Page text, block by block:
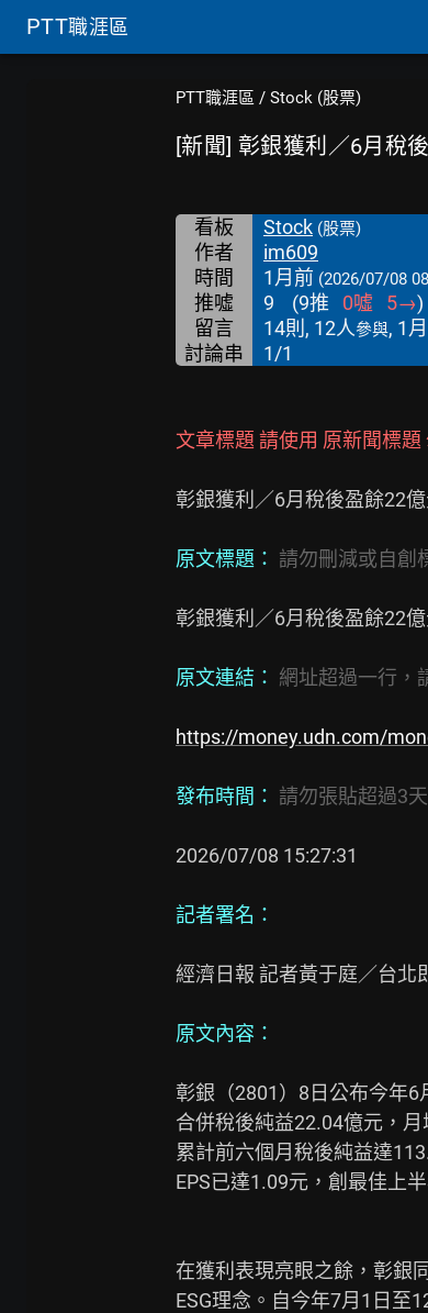
PTT職涯區
PTT職涯區 / Stock (股票)
[新聞] 彰銀獲利／6月稅
看板 Stock (股票)
作者
im609
時間
1月前 (2026/07/08
推噓 9 (9推 0噓 5→)
留言
14則, 12人參與, 1
討論串 1/1
文章標題 請使用 原新聞標
彰銀獲利／6月稅後盈餘22
原文標題： 請勿刪減或自創
彰銀獲利／6月稅後盈餘22
原文連結： 網址超過一行，
https://money.udn.com/
發布時間： 請勿張貼超過3
2026/07/08 15:27:31
記者署名：
經濟日報 記者黃于庭／台北
原文內容：
彰銀（2801）8日公布今年6
合併稅後純益22.04億元，
累計前六個月稅後純益達
EPS已達1.09元，創最佳上
在獲利表現亮眼之餘，彰銀
ESG理念。自今年7月1日至